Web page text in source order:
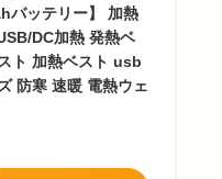
バッテリー】 加熱
DC加熱 発熱ベ
ト 加熱ベスト usb
防寒 速暖 電熱ウェ